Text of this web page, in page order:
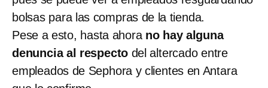
bolsas para las compras de la tienda.
Pese a esto, hasta ahora no hay alguna
denuncia al respecto del altercado entre
empleados de Sephora y clientes en Antara